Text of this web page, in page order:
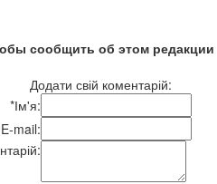
сообщить об этом редакции
Додати свій коментарій:
*Ім'я:
E-mail: